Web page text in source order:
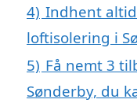
4) Indhent
loftisolering i
5) Få nemt 3
Sønderby, du